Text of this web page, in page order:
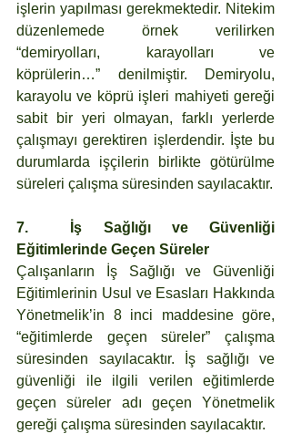
işlerin yapılması gerekmektedir. Nitekim
düzenlemede örnek verilirken
“demiryolları, karayolları ve
köprülerin…” denilmiştir. Demiryolu,
karayolu ve köprü işleri mahiyeti gereği
sabit bir yeri olmayan, farklı yerlerde
çalışmayı gerektiren işlerdendir. İşte bu
durumlarda işçilerin birlikte götürülme
süreleri çalışma süresinden sayılacaktır.
7.	İş Sağlığı ve Güvenliği
Eğitimlerinde Geçen Süreler
Çalışanların İş Sağlığı ve Güvenliği
Eğitimlerinin Usul ve Esasları Hakkında
Yönetmelik’in 8 inci maddesine göre,
“eğitimlerde geçen süreler” çalışma
süresinden sayılacaktır. İş sağlığı ve
güvenliği ile ilgili verilen eğitimlerde
geçen süreler adı geçen Yönetmelik
gereği çalışma süresinden sayılacaktır.